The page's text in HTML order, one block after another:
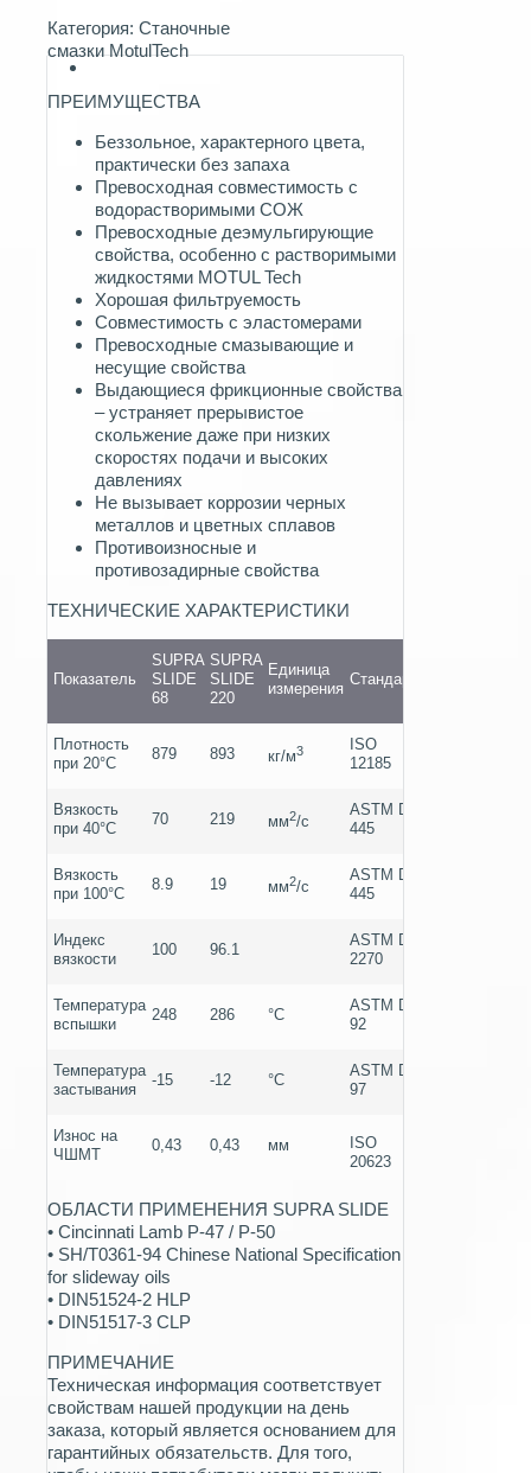
Категория: Станочные
смазки MotulTech
ПРЕИМУЩЕСТВА
Беззольное, характерного цвета,
практически без запаха
Превосходная совместимость с
водорастворимыми СОЖ
Превосходные деэмульгирующие
свойства, особенно с растворимыми
жидкостями MOTUL Tech
Хорошая фильтруемость
Совместимость с эластомерами
Превосходные смазывающие и
несущие свойства
Выдающиеся фрикционные свойства
– устраняет прерывистое
скольжение даже при низких
скоростях подачи и высоких
давлениях
Не вызывает коррозии черных
металлов и цветных сплавов
Противоизносные и
противозадирные свойства
ТЕХНИЧЕСКИЕ ХАРАКТЕРИСТИКИ
Показатель
SUPRA
SLIDE
68
SUPRA
SLIDE
220
Единица
измерения
Стандарт
Плотность
при 20°C
879 893 кг/м3
ISO
12185
Вязкость
при 40°C
70 219 мм2/c
ASTM D
445
Вязкость
при 100°C
8.9 19 мм2/c
ASTM D
445
Индекс
вязкости
100 96.1
ASTM D
2270
Температура
вспышки
248 286 °C
ASTM D
92
Температура
застывания
-15 -12 °C
ASTM D
97
Износ на
ЧШМТ
0,43 0,43 мм
ISO
20623
ОБЛАСТИ ПРИМЕНЕНИЯ SUPRA SLIDE
• Cincinnati Lamb P-47 / P-50
• SH/T0361-94 Chinese National Specification
for slideway oils
• DIN51524-2 HLP
• DIN51517-3 CLP
ПРИМЕЧАНИЕ
Техническая информация соответствует
свойствам нашей продукции на день
заказа, который является основанием для
гарантийных обязательств. Для того,